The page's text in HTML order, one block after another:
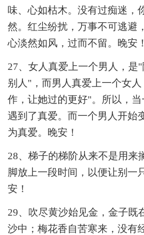
味、心如枯木。没有过痴迷，
然。红尘纷扰，万事不可逃避
心淡然如风，过而不留。晚安！
27、女人真爱上一个男人，是
别人"，而男人真爱上一个女
作，让她过的更好"。所以，
遇到了真爱。而一个男人开始
为真爱。晚安！
28、梯子的梯阶从来不是用来
脚放上一段时间，以便让别一
安！
29、吹尽黄沙始见金，金子既
沙中；梅花香自苦寒来，没有